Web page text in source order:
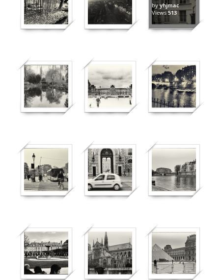
396 571
byyhjmac
Views513
1010 611 804
943
361
594
373 393
446